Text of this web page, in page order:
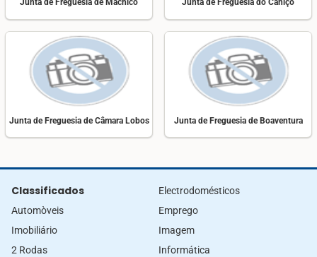
Junta de Freguesia de Machico Junta de Freguesia do Caniço
Junta de Freguesia de Câmara Lobos Junta de Freguesia de Boaventura
Classificados
Automòveis
Imobiliário
2 Rodas
Electrodomésticos
Emprego
Imagem
Informática